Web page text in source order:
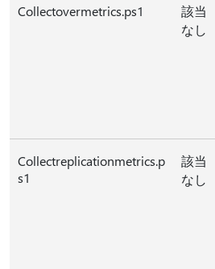
Collectovermetrics.ps1
該当
なし
Collectreplicationmetrics.p
s1
該当
なし